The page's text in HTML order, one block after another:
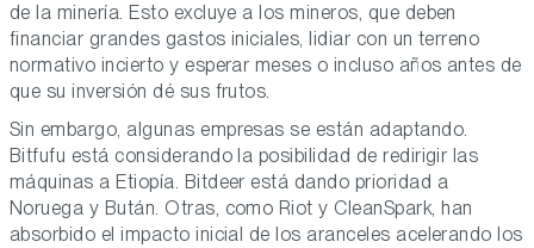
de la minería. Esto excluye a los mineros, que deben
financiar grandes gastos iniciales, lidiar con un terreno
normativo incierto y esperar meses o incluso años antes de
que su inversión dé sus frutos.
Sin embargo, algunas empresas se están adaptando.
Bitfufu está considerando la posibilidad de redirigir las
máquinas a Etiopía. Bitdeer está dando prioridad a
Noruega y Bután. Otras, como Riot y CleanSpark, han
absorbido el impacto inicial de los aranceles acelerando los